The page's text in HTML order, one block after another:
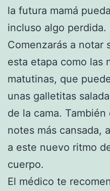
la futura mamá
incluso algo perdida.
Comenzarás a notar
esta etapa como las
matutinas, que
unas galletitas
de la cama.
notes más cansada,
a este nuevo ritmo
cuerpo.
El médico te